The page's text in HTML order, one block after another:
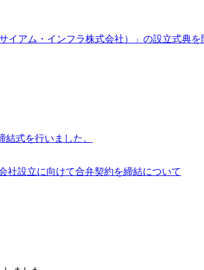
イアム・インフラ株式会社）」の設立式典を
結式を行いました。
社設立に向けて合弁契約を締結について